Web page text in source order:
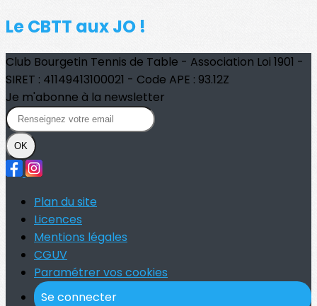
Le CBTT aux JO !
Club Bourgetin Tennis de Table - Association Loi 1901 -
SIRET : 41149413100021 - Code APE : 93.12Z
Je m'abonne à la newsletter
OK
Plan du site
Licences
Mentions légales
CGUV
Paramétrer vos cookies
Se connecter